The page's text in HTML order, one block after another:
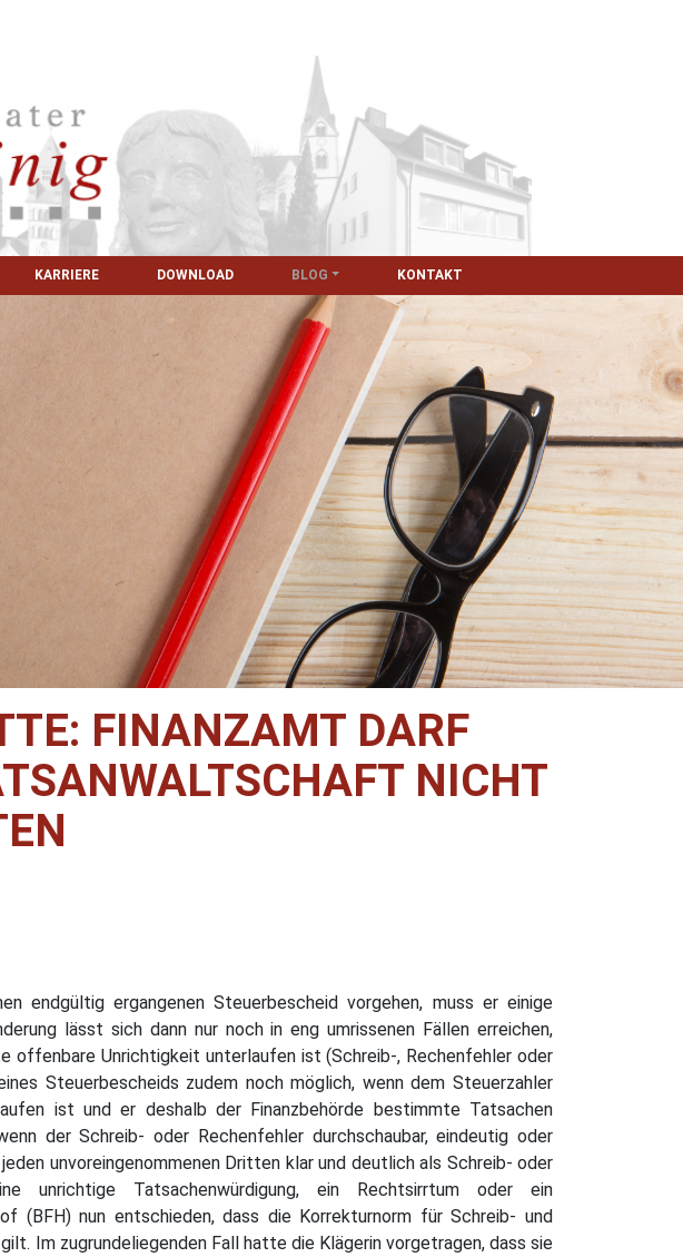
KARRIERE DOWNLOAD BLOG KONTAKT
FINANZAMT DARF
NICHT
endgültig ergangenen Steuerbescheid vorgehen, muss er einige
lässt sich dann nur noch in eng umrissenen Fällen erreichen,
offenbare Unrichtigkeit unterlaufen ist (Schreib-, Rechenfehler oder
Steuerbescheids zudem noch möglich, wenn dem Steuerzahler
ist und er deshalb der Finanzbehörde bestimmte Tatsachen
der Schreib- oder Rechenfehler durchschaubar, eindeutig oder
unvoreingenommenen Dritten klar und deutlich als Schreib- oder
unrichtige Tatsachenwürdigung, ein Rechtsirrtum oder ein
(BFH) nun entschieden, dass die Korrekturnorm für Schreib- und
Im zugrundeliegenden Fall hatte die Klägerin vorgetragen, dass sie